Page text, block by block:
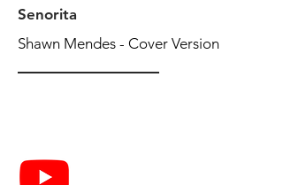
Senorita
Shawn Mendes - Cover Version